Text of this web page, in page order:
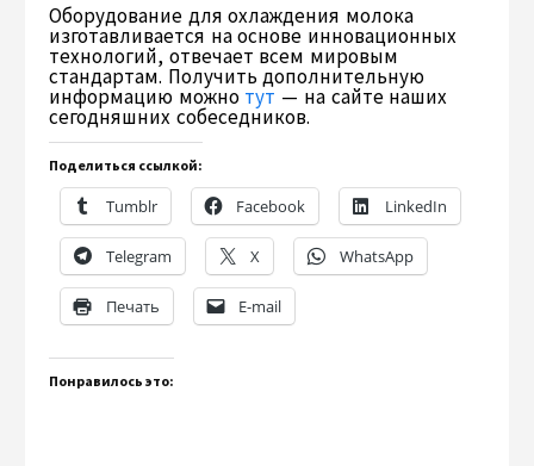
Оборудование для охлаждения молока
изготавливается на основе инновационных
технологий, отвечает всем мировым
стандартам. Получить дополнительную
информацию можно тут — на сайте наших
сегодняшних собеседников.
Поделиться ссылкой:
Tumblr Facebook LinkedIn
Telegram X WhatsApp
Печать E-mail
Понравилось это: